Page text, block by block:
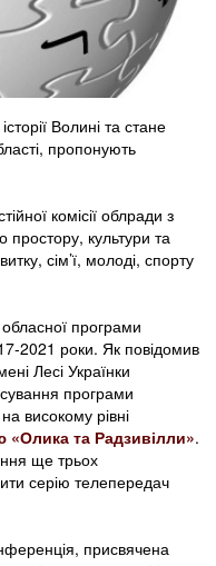
Волині та стане
пропонують
комісії облради з
простору, культури та
сім’ї, молоді, спорту
програми
2021 роки. Як повідомив
Лесі Українки
програми
високому рівні
«Олика та Радзивілли».
ще трьох
серію телепередач
присвячена